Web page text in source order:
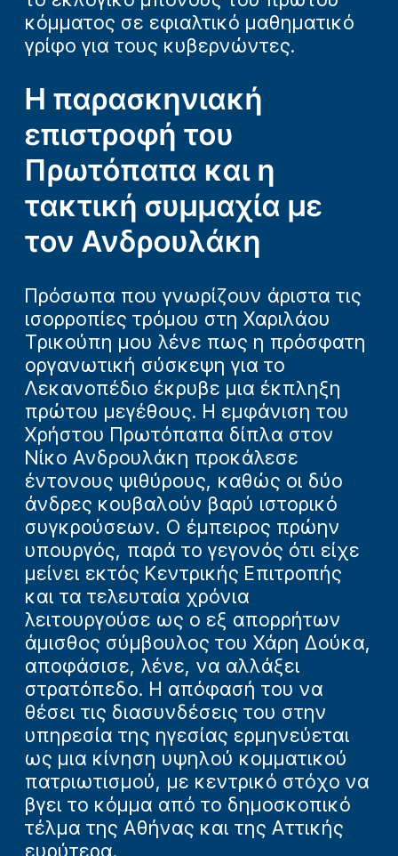
κόμματος σε εφιαλτικό μαθηματικό
γρίφο για τους κυβερνώντες.
Η παρασκηνιακή
επιστροφή του
Πρωτόπαπα και η
τακτική συμμαχία με
τον Ανδρουλάκη
Πρόσωπα που γνωρίζουν άριστα τις
ισορροπίες τρόμου στη Χαριλάου
Τρικούπη μου λένε πως η πρόσφατη
οργανωτική σύσκεψη για το
Λεκανοπέδιο έκρυβε μια έκπληξη
πρώτου μεγέθους. Η εμφάνιση του
Χρήστου Πρωτόπαπα δίπλα στον
Νίκο Ανδρουλάκη προκάλεσε
έντονους ψιθύρους, καθώς οι δύο
άνδρες κουβαλούν βαρύ ιστορικό
συγκρούσεων. Ο έμπειρος πρώην
υπουργός, παρά το γεγονός ότι είχε
μείνει εκτός Κεντρικής Επιτροπής
και τα τελευταία χρόνια
λειτουργούσε ως ο εξ απορρήτων
άμισθος σύμβουλος του Χάρη Δούκα,
αποφάσισε, λένε, να αλλάξει
στρατόπεδο. Η απόφασή του να
θέσει τις διασυνδέσεις του στην
υπηρεσία της ηγεσίας ερμηνεύεται
ως μια κίνηση υψηλού κομματικού
πατριωτισμού, με κεντρικό στόχο να
βγει το κόμμα από το δημοσκοπικό
τέλμα της Αθήνας και της Αττικής
ευρύτερα.